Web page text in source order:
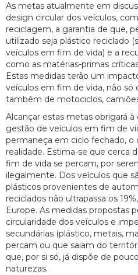
As metas atualmente em
design circular dos veículos,
reciclagem, a garantia de que,
utilizado seja plástico reciclado
veículos em fim de vida) e a
como as matérias-primas
Estas medidas terão um
veículos em fim de vida, não
também de motociclos,
Alcançar estas metas obrigará
gestão de veículos em fim de
permaneça em ciclo fechado,
realidade. Estima-se que cerca
fim de vida se percam, por
ilegalmente. Dos veículos que
plásticos provenientes de
reciclados não ultrapassa os
Europe. As medidas propostas
circularidade dos veículos e
secundárias (plástico, metais,
percam ou que saiam do
que, por si só, já dispõe de
naturezas.